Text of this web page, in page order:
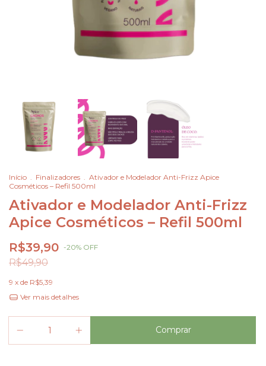
Início . Finalizadores . Ativador e Modelador Anti-Frizz Apice
Cosméticos – Refil 500ml
Ativador e Modelador Anti-Frizz
Apice Cosméticos – Refil 500ml
R$39,90 -20% OFF
R$49,90
9 x de R$5,39
Ver mais detalhes